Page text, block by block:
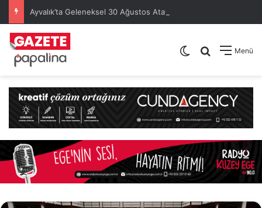
Menü
Arama yap
Dış görünümü